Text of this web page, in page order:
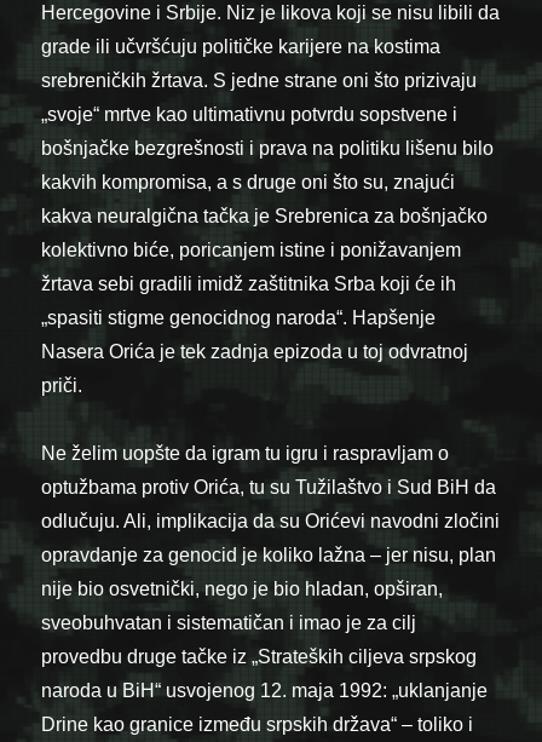
Hercegovine i Srbije. Niz je likova koji se nisu libili da
grade ili učvršćuju političke karijere na kostima
srebreničkih žrtava. S jedne strane oni što prizivaju
„svoje“ mrtve kao ultimativnu potvrdu sopstvene i
bošnjačke bezgrešnosti i prava na politiku lišenu bilo
kakvih kompromisa, a s druge oni što su, znajući
kakva neuralgična tačka je Srebrenica za bošnjačko
kolektivno biće, poricanjem istine i ponižavanjem
žrtava sebi gradili imidž zaštitnika Srba koji će ih
„spasiti stigme genocidnog naroda“. Hapšenje
Nasera Orića je tek zadnja epizoda u toj odvratnoj
priči.
Ne želim uopšte da igram tu igru i raspravljam o
optužbama protiv Orića, tu su Tužilaštvo i Sud BiH da
odlučuju. Ali, implikacija da su Orićevi navodni zločini
opravdanje za genocid je koliko lažna – jer nisu, plan
nije bio osvetnički, nego je bio hladan, opširan,
sveobuhvatan i sistematičan i imao je za cilj
provedbu druge tačke iz „Strateških ciljeva srpskog
naroda u BiH“ usvojenog 12. maja 1992: „uklanjanje
Drine kao granice između srpskih država“ – toliko i